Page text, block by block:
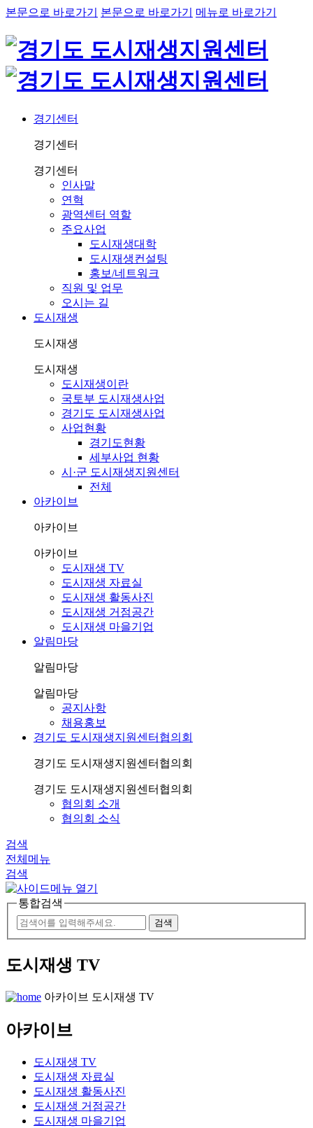
본문으로 바로가기 본문으로 바로가기 메뉴로 바로가기
경기센터
경기센터
경기센터
인사말
연혁
광역센터 역할
주요사업
도시재생대학
도시재생컨설팅
홍보/네트워크
직원 및 업무
오시는 길
도시재생
도시재생
도시재생
도시재생이란
국토부 도시재생사업
경기도 도시재생사업
사업현황
경기도현황
세부사업 현황
시·군 도시재생지원센터
전체
아카이브
아카이브
아카이브
도시재생 TV
도시재생 자료실
도시재생 활동사진
도시재생 거점공간
도시재생 마을기업
알림마당
알림마당
알림마당
공지사항
채용홍보
경기도 도시재생지원센터협의회
경기도 도시재생지원센터협의회
경기도 도시재생지원센터협의회
협의회 소개
협의회 소식
검색
전체메뉴
검색
통합검색
도시재생 TV
아카이브 도시재생 TV
아카이브
도시재생 TV
도시재생 자료실
도시재생 활동사진
도시재생 거점공간
도시재생 마을기업